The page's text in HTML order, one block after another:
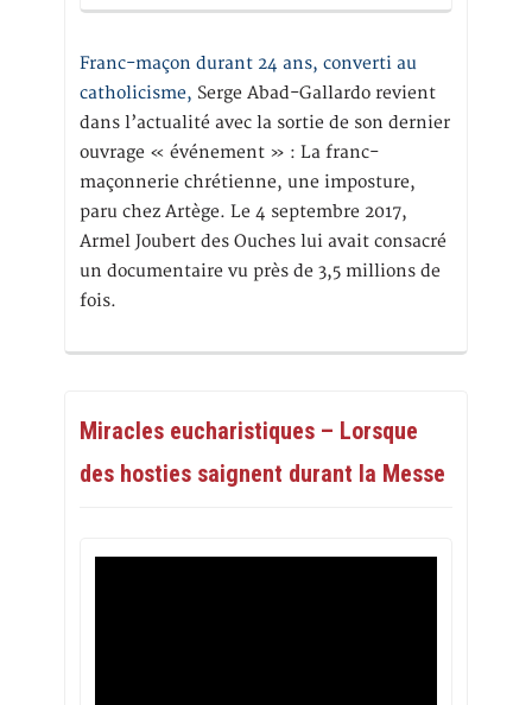
Franc-maçon durant 24 ans, converti au
catholicisme, Serge Abad-Gallardo revient
dans l’actualité avec la sortie de son dernier
ouvrage « événement » : La franc-
maçonnerie chrétienne, une imposture,
paru chez Artège. Le 4 septembre 2017,
Armel Joubert des Ouches lui avait consacré
un documentaire vu près de 3,5 millions de
fois.
Miracles eucharistiques – Lorsque
des hosties saignent durant la Messe